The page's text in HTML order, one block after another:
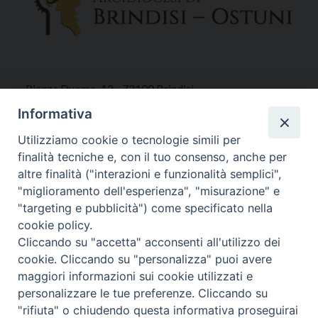
Piazza Duomo, 12 - 72100 Brindisi
Tel 0831.521958
Fax 0831.528315
Orari Curia
Mar. / Mer. / Giov. ore 9 - 13
nei mesi estivi solo Martedì ore 9 - 13
WebMail
Informativa
Utilizziamo cookie o tecnologie simili per
finalità tecniche e, con il tuo consenso, anche per
altre finalità ("interazioni e funzionalità semplici",
"miglioramento dell'esperienza", "misurazione" e
"targeting e pubblicità") come specificato nella
cookie policy.
Cliccando su "accetta" acconsenti all'utilizzo dei
cookie. Cliccando su "personalizza" puoi avere
maggiori informazioni sui cookie utilizzati e
personalizzare le tue preferenze. Cliccando su
"rifiuta" o chiudendo questa informativa proseguirai